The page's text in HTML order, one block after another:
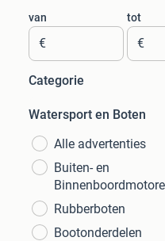
van
€
tot
€
Categorie
Watersport en Boten
Alle advertenties
Buiten- en
Rubberboten
Bootonderdelen